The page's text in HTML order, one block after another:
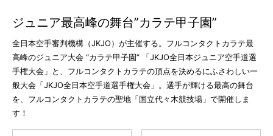
ジュニア最高峰の舞台”カラテ甲子園”
全日本空手審判機構（JKJO）が主催する。フルコンタクトカラテ最
高峰のジュニア大会 “カラテ甲子園” 「JKJO全日本ジュニア空手道選
手権大会」と、フルコンタクトカラテの頂点を決めるにふさわしい一
般大会「JKJO全日本空手道選手権大会」。選手が輝ける最高の舞台
を、フルコンタクトカラテの聖地「国立代々木競技場」で開催しま
す！